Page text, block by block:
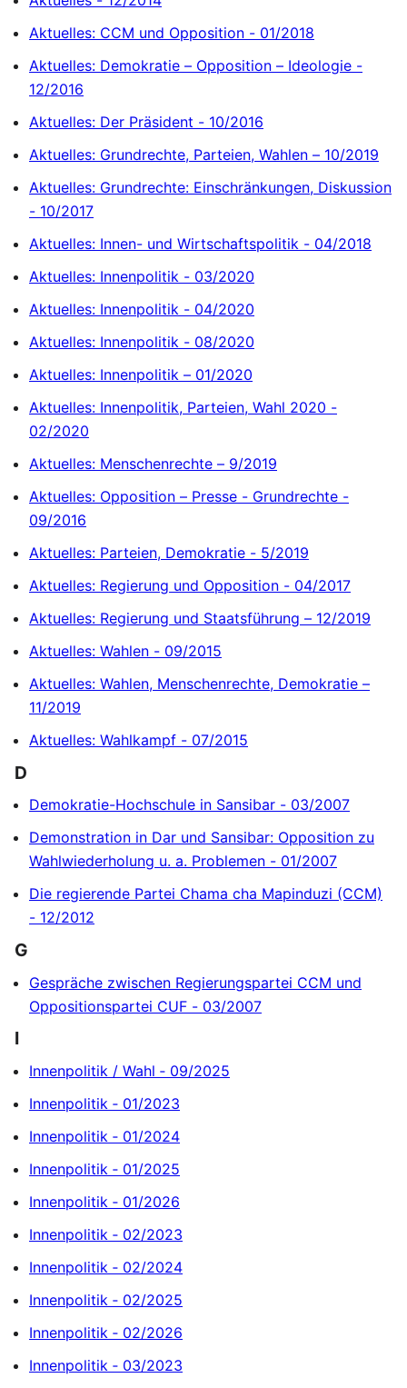
Aktuelles: CCM und Opposition - 01/2018
Aktuelles: Demokratie – Opposition – Ideologie -
12/2016
Aktuelles: Der Präsident - 10/2016
Aktuelles: Grundrechte, Parteien, Wahlen – 10/2019
Aktuelles: Grundrechte: Einschränkungen, Diskussion
- 10/2017
Aktuelles: Innen- und Wirtschaftspolitik - 04/2018
Aktuelles: Innenpolitik - 03/2020
Aktuelles: Innenpolitik - 04/2020
Aktuelles: Innenpolitik - 08/2020
Aktuelles: Innenpolitik – 01/2020
Aktuelles: Innenpolitik, Parteien, Wahl 2020 -
02/2020
Aktuelles: Menschenrechte – 9/2019
Aktuelles: Opposition – Presse - Grundrechte -
09/2016
Aktuelles: Parteien, Demokratie - 5/2019
Aktuelles: Regierung und Opposition - 04/2017
Aktuelles: Regierung und Staatsführung – 12/2019
Aktuelles: Wahlen - 09/2015
Aktuelles: Wahlen, Menschenrechte, Demokratie –
11/2019
Aktuelles: Wahlkampf - 07/2015
D
Demokratie-Hochschule in Sansibar - 03/2007
Demonstration in Dar und Sansibar: Opposition zu
Wahlwiederholung u. a. Problemen - 01/2007
Die regierende Partei Chama cha Mapinduzi (CCM)
- 12/2012
G
Gespräche zwischen Regierungspartei CCM und
Oppositionspartei CUF - 03/2007
I
Innenpolitik / Wahl ‐ 09/2025
Innenpolitik ‐ 01/2023
Innenpolitik ‐ 01/2024
Innenpolitik ‐ 01/2025
Innenpolitik ‐ 01/2026
Innenpolitik ‐ 02/2023
Innenpolitik ‐ 02/2024
Innenpolitik ‐ 02/2025
Innenpolitik ‐ 02/2026
Innenpolitik ‐ 03/2023